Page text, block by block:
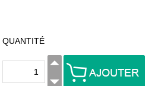
QUANTITÉ